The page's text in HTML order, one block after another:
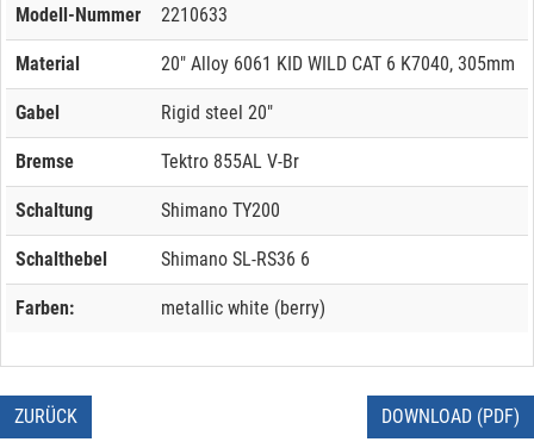
Modell-Nummer 2210633
Material 20" Alloy 6061 KID WILD CAT 6 K7040, 305mm
Gabel Rigid steel 20"
Bremse Tektro 855AL V-Br
Schaltung Shimano TY200
Schalthebel Shimano SL-RS36 6
Farben: metallic white (berry)
ZURÜCK DOWNLOAD (PDF)